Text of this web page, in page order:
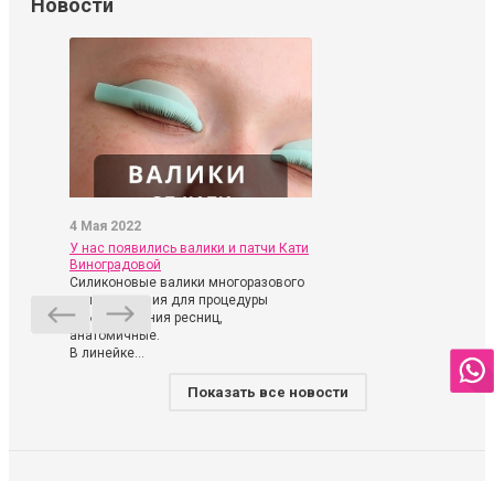
Новости
4 Мая 2022
У нас появились валики и патчи Кати
Виноградовой
Силиконовые валики многоразового
использования для процедуры
ламинирования ресниц,
анатомичные.
В линейке...
Показать все новости